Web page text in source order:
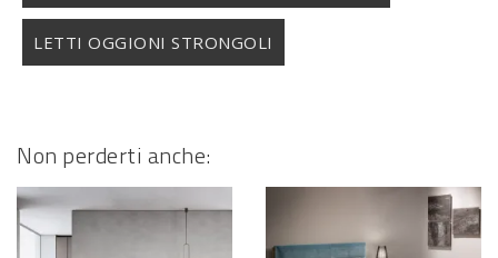
LETTI OGGIONI STRONGOLI
Non perderti anche: